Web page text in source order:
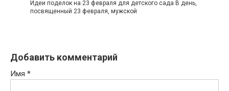
Идеи поделок на 23 февраля для детского сада В день,
посвященный 23 февраля, мужской
Добавить комментарий
Имя *